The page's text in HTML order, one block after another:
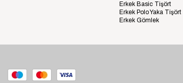
Erkek Basic Tişört
Erkek Polo Yaka Tişört
Erkek Gömlek